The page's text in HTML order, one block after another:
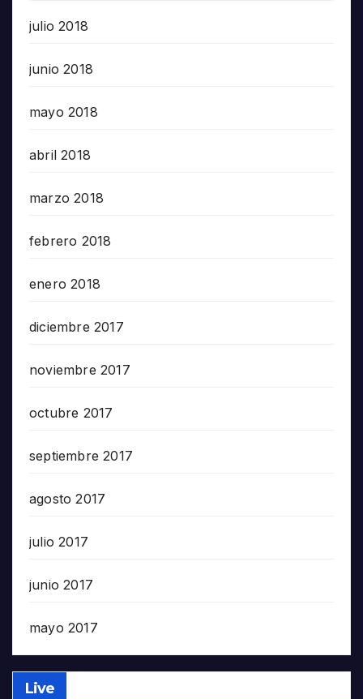
julio 2018
junio 2018
mayo 2018
abril 2018
marzo 2018
febrero 2018
enero 2018
diciembre 2017
noviembre 2017
octubre 2017
septiembre 2017
agosto 2017
julio 2017
junio 2017
mayo 2017
Live